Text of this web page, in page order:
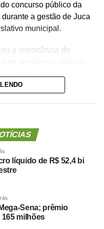
concurso público da
a gestão de Juca
municipal.
a importância do
grossenses, o
Oeste brasileiro”,
para provimento de
reserva para cargos de
funções como
controlador interno
líquido de R$ 52,4 bi
Sena; prêmio
milhões